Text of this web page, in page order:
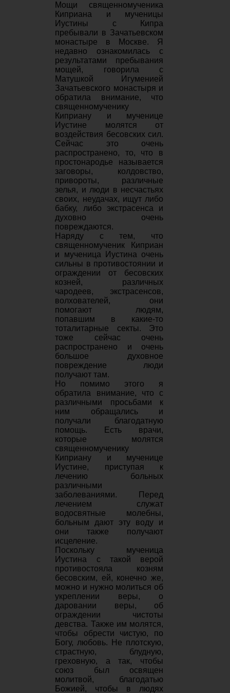
Мощи священномученика
Киприана и мученицы
Иустины с Кипра
пребывали в Зачатьевском
монастыре в Москве. Я
недавно ознакомилась с
результатами пребывания
мощей, говорила с
Матушкой Игуменией
Зачатьевского монастыря и
обратила внимание, что
священномученику
Киприану и мученице
Иустине молятся от
воздействия бесовских сил.
Сейчас это очень
распространено, то, что в
простонародье называется
заговоры, колдовство,
привороты, различные
зелья, и люди в несчастьях
своих, неудачах, ищут либо
бабку, либо экстрасенса и
духовно очень
повреждаются.
Наряду с тем, что
священномученик Киприан
и мученица Иустина очень
сильны в противостоянии и
ограждении от бесовских
козней, различных
чародеев, экстрасенсов,
волхователей, они
помогают людям,
попавшим в какие-то
тоталитарные секты. Это
тоже сейчас очень
распространено и очень
большое духовное
повреждение люди
получают там.
Но помимо этого я
обратила внимание, что с
различными просьбами к
ним обращались и
получали благодатную
помощь. Есть врачи,
которые молятся
священномученику
Киприану и мученице
Иустине, приступая к
лечению больных
различными
заболеваниями. Перед
лечением служат
водосвятные молебны,
больным дают эту воду и
они также получают
исцеление.
Поскольку мученица
Иустина с такой верой
противостояла козням
бесовским, ей, конечно же,
можно и нужно молиться об
укреплении веры, о
даровании веры, об
ограждении чистоты
девства. Также им молятся,
чтобы обрести чистую, по
Богу, любовь. Не плотскую,
страстную, блудную,
греховную, а так, чтобы
союз был освящен
молитвой, благодатью
Божией, чтобы в людях